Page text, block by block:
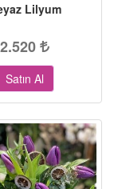
Lilyum
2.520
Satın Al